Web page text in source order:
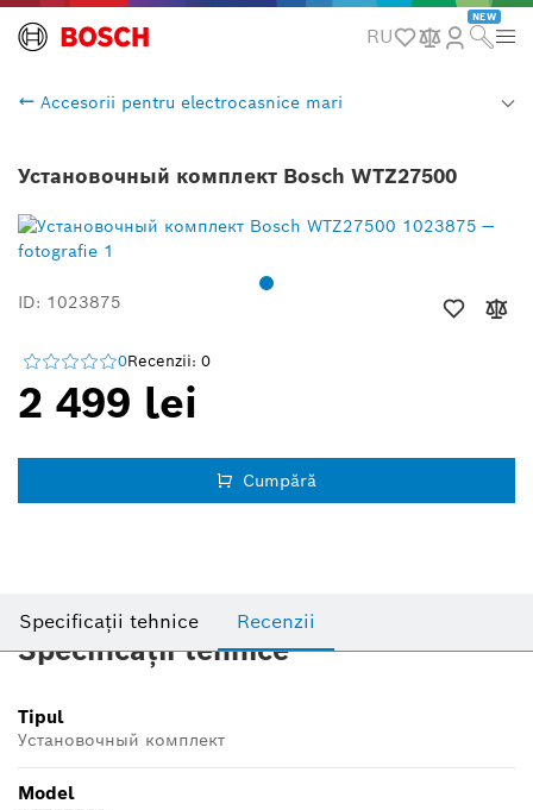
RU
NEW
Accesorii pentru electrocasnice mari
Установочный комплект Bosch WTZ27500
ID: 1023875
0Recenzii: 0
2 499 lei
Cumpără
Specificații tehnice Recenzii
Specificații tehnice
Tipul
Установочный комплект
Model